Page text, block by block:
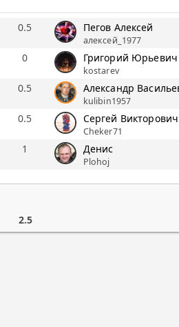
0.5 Пегов Алексей
алексей_1977
0
kostarev
0.5
kulibin1957
0.5
Cheker71
1 Денис
Plohoj
2.5